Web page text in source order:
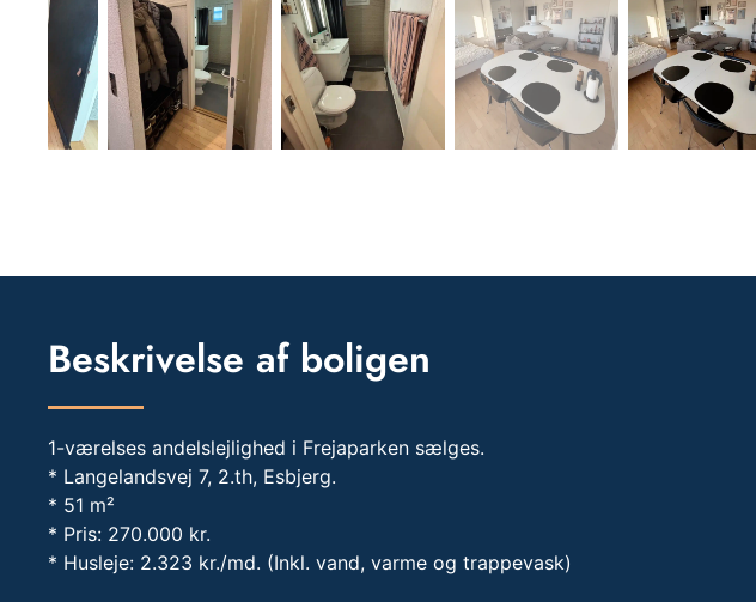
Beskrivelse af boligen
1-værelses andelslejlighed i Frejaparken sælges.
* Langelandsvej 7, 2.th, Esbjerg.
* 51 m²
* Pris: 270.000 kr.
* Husleje: 2.323 kr./md. (Inkl. vand, varme og trappevask)